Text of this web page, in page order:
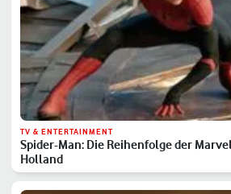
TV & ENTERTAINMENT
Spider-Man: Die Reihenfolge der
Holland